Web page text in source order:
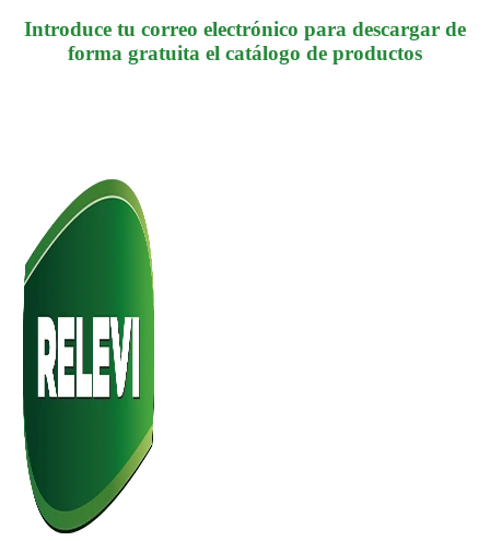
Introduce tu correo electrónico para descargar de
forma gratuita el catálogo de productos